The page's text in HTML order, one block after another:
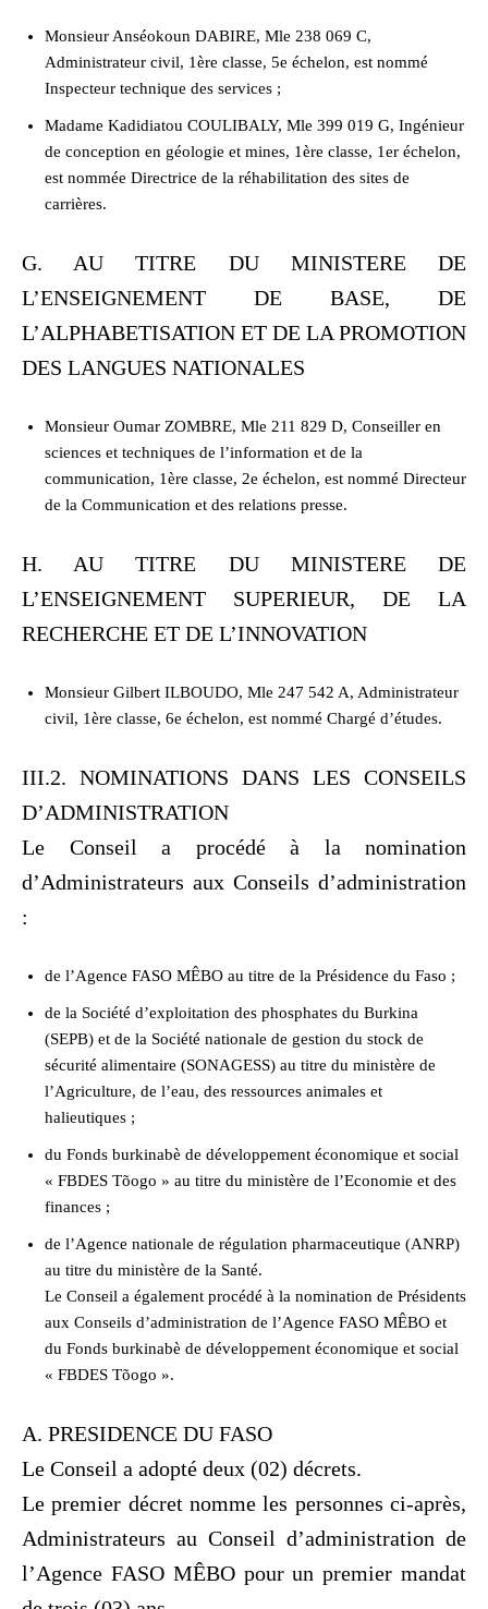
Monsieur Anséokoun DABIRE, Mle 238 069 C,
Administrateur civil, 1ère classe, 5e échelon, est nommé
Inspecteur technique des services ;
Madame Kadidiatou COULIBALY, Mle 399 019 G, Ingénieur
de conception en géologie et mines, 1ère classe, 1er échelon,
est nommée Directrice de la réhabilitation des sites de
carrières.
G. AU TITRE DU MINISTERE DE
L’ENSEIGNEMENT DE BASE, DE
L’ALPHABETISATION ET DE LA PROMOTION
DES LANGUES NATIONALES
Monsieur Oumar ZOMBRE, Mle 211 829 D, Conseiller en
sciences et techniques de l’information et de la
communication, 1ère classe, 2e échelon, est nommé Directeur
de la Communication et des relations presse.
H. AU TITRE DU MINISTERE DE
L’ENSEIGNEMENT SUPERIEUR, DE LA
RECHERCHE ET DE L’INNOVATION
Monsieur Gilbert ILBOUDO, Mle 247 542 A, Administrateur
civil, 1ère classe, 6e échelon, est nommé Chargé d’études.
III.2. NOMINATIONS DANS LES CONSEILS
D’ADMINISTRATION
Le Conseil a procédé à la nomination
d’Administrateurs aux Conseils d’administration
:
de l’Agence FASO MÊBO au titre de la Présidence du Faso ;
de la Société d’exploitation des phosphates du Burkina
(SEPB) et de la Société nationale de gestion du stock de
sécurité alimentaire (SONAGESS) au titre du ministère de
l’Agriculture, de l’eau, des ressources animales et
halieutiques ;
du Fonds burkinabè de développement économique et social
« FBDES Tõogo » au titre du ministère de l’Economie et des
finances ;
de l’Agence nationale de régulation pharmaceutique (ANRP)
au titre du ministère de la Santé.
Le Conseil a également procédé à la nomination de Présidents
aux Conseils d’administration de l’Agence FASO MÊBO et
du Fonds burkinabè de développement économique et social
« FBDES Tõogo ».
A. PRESIDENCE DU FASO
Le Conseil a adopté deux (02) décrets.
Le premier décret nomme les personnes ci-après,
Administrateurs au Conseil d’administration de
l’Agence FASO MÊBO pour un premier mandat